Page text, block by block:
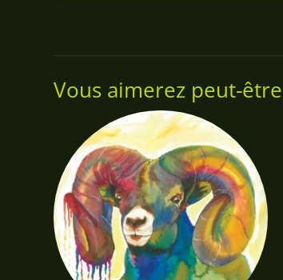
Vous aimerez peut-